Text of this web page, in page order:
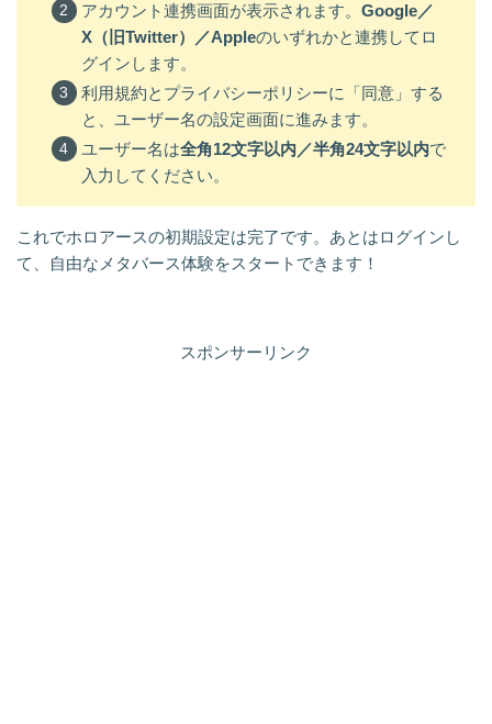
アカウント連携画面が表示されます。Google／
X（旧Twitter）／Appleのいずれかと連携してロ
グインします。
利用規約とプライバシーポリシーに「同意」する
と、ユーザー名の設定画面に進みます。
ユーザー名は全角12文字以内／半角24文字以内で
入力してください。
これでホロアースの初期設定は完了です。あとはログインし
て、自由なメタバース体験をスタートできます！
スポンサーリンク